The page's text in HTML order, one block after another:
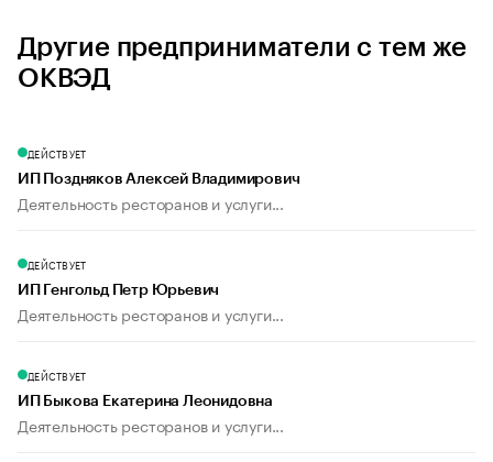
Другие предприниматели с тем же
ОКВЭД
ДЕЙСТВУЕТ
ИП Поздняков Алексей Владимирович
Деятельность ресторанов и услуги...
ДЕЙСТВУЕТ
ИП Генгольд Петр Юрьевич
Деятельность ресторанов и услуги...
ДЕЙСТВУЕТ
ИП Быкова Екатерина Леонидовна
Деятельность ресторанов и услуги...